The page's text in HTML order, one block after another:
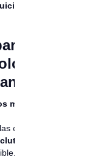
del
y
momentos
etapas